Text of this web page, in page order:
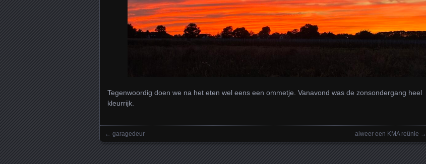
Tegenwoordig doen we na het eten wel eens een ommetje. Vanavond was de zonsondergang heel
kleurrijk.
Posts navigation
← garagedeur alweer een KMA reünie →